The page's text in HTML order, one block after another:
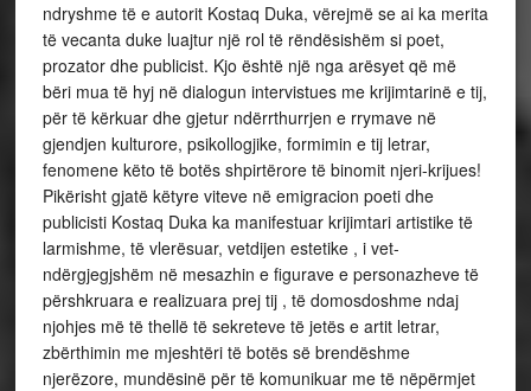
ndryshme të e autorit Kostaq Duka, vërejmë se ai ka merita
të vecanta duke luajtur një rol të rëndësishëm si poet,
prozator dhe publicist. Kjo është një nga arësyet që më
bëri mua të hyj në dialogun intervistues me krijimtarinë e tij,
për të kërkuar dhe gjetur ndërrthurrjen e rrymave në
gjendjen kulturore, psikollogjike, formimin e tij letrar,
fenomene këto të botës shpirtërore të binomit njeri-krijues!
Pikërisht gjatë këtyre viteve në emigracion poeti dhe
publicisti Kostaq Duka ka manifestuar krijimtari artistike të
larmishme, të vlerësuar, vetdijen estetike , i vet-
ndërgjegjshëm në mesazhin e figurave e personazheve të
përshkruara e realizuara prej tij , të domosdoshme ndaj
njohjes më të thellë të sekreteve të jetës e artit letrar,
zbërthimin me mjeshtëri të botës së brendëshme
njerëzore, mundësinë për të komunikuar me të nëpërmjet